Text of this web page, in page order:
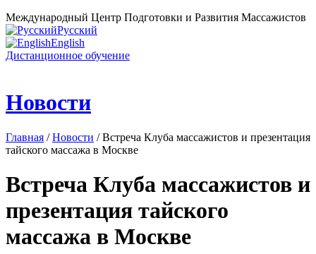
Международный Центр Подготовки и Развития Массажистов
Русский
English
Дистанционное обучение
Новости
Главная /Новости / Встреча Клуба массажистов и презентация
тайского массажа в Москве
Встреча Клуба массажистов и
презентация тайского
массажа в Москве